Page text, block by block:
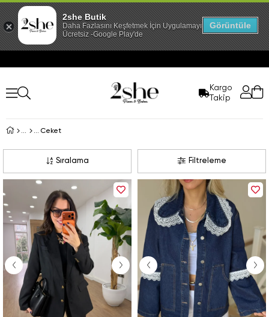
Kargo
Takip
Ceket
Filtreleme
Sıralama
2she Butik
Daha Fazlasını Keşfetmek İçin Uygulamayı İndir!
Ücretsiz -Google Play'de
Görüntüle